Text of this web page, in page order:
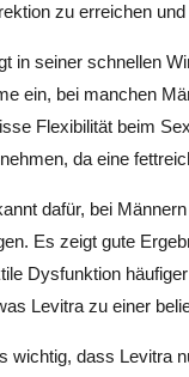
zu erreichen
in seiner schnellen
ein, bei manchen
Flexibilität beim
da eine
dafür, bei
Es zeigt gute
Dysfunktion
Levitra zu einer
wichtig, dass Levitra